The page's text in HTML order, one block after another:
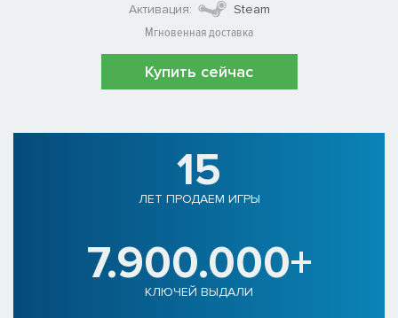
Активация:
Steam
Мгновенная доставка
Купить сейчас
15
ЛЕТ ПРОДАЕМ ИГРЫ
7.900.000+
КЛЮЧЕЙ ВЫДАЛИ